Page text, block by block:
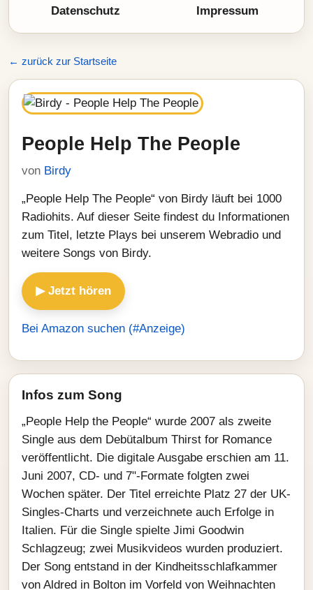
Datenschutz Impressum
← zurück zur Startseite
People Help The People
von Birdy
„People Help The People“ von Birdy läuft bei 1000
Radiohits. Auf dieser Seite findest du Informationen
zum Titel, letzte Plays bei unserem Webradio und
weitere Songs von Birdy.
▶ Jetzt hören
Bei Amazon suchen (#Anzeige)
Infos zum Song
„People Help the People“ wurde 2007 als zweite
Single aus dem Debütalbum Thirst for Romance
veröffentlicht. Die digitale Ausgabe erschien am 11.
Juni 2007, CD- und 7"-Formate folgten zwei
Wochen später. Der Titel erreichte Platz 27 der UK-
Singles-Charts und verzeichnete auch Erfolge in
Italien. Für die Single spielte Jimi Goodwin
Schlagzeug; zwei Musikvideos wurden produziert.
Der Song entstand in der Kindheitsschlafkammer
von Aldred in Bolton im Vorfeld von Weihnachten